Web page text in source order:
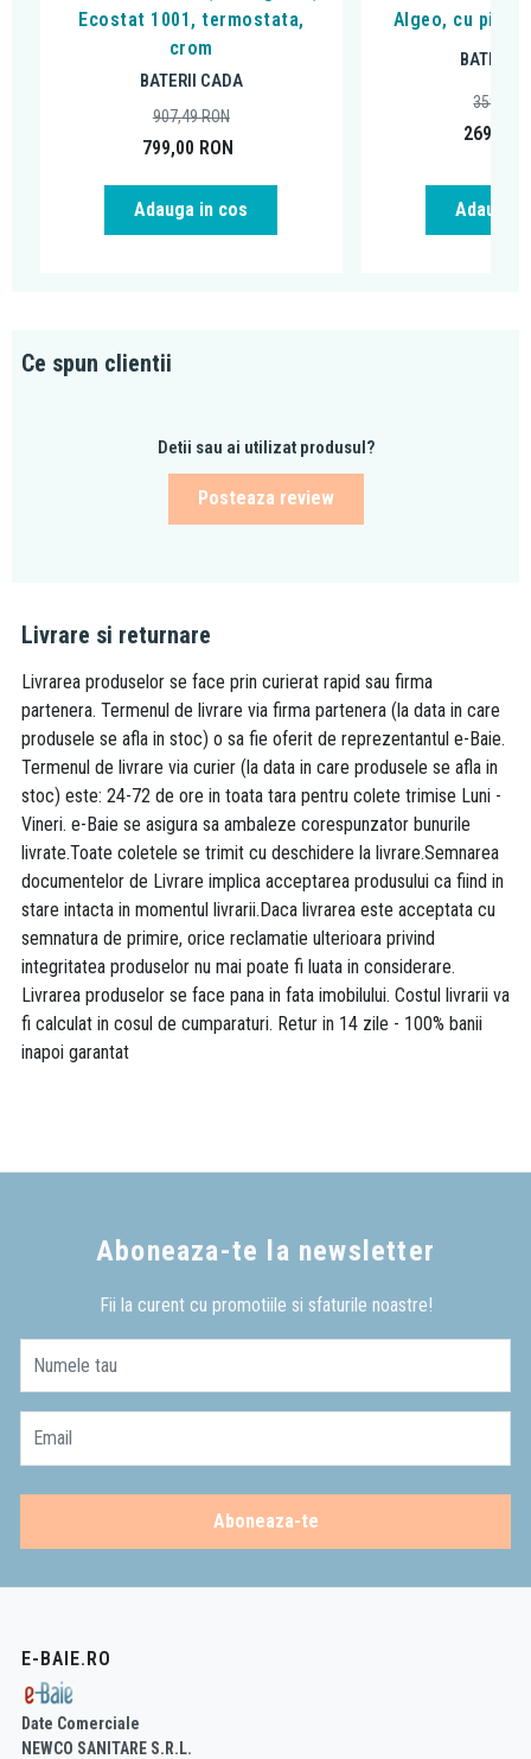
Ecostat 1001, termostata,
crom
BATERII CADA
799,00 RON
907,49RON
Adauga in cos
Algeo, cu pipa
BATERII
269,00
359,99
Adauga
Ce spun clientii
Detii sau ai utilizat produsul?
Posteaza review
Livrare si returnare
Livrarea produselor se face prin curierat rapid sau firma
partenera. Termenul de livrare via firma partenera (la data in care
produsele se afla in stoc) o sa fie oferit de reprezentantul e-Baie.
Termenul de livrare via curier (la data in care produsele se afla in
stoc) este: 24-72 de ore in toata tara pentru colete trimise Luni -
Vineri. e-Baie se asigura sa ambaleze corespunzator bunurile
livrate.Toate coletele se trimit cu deschidere la livrare.Semnarea
documentelor de Livrare implica acceptarea produsului ca fiind in
stare intacta in momentul livrarii.Daca livrarea este acceptata cu
semnatura de primire, orice reclamatie ulterioara privind
integritatea produselor nu mai poate fi luata in considerare.
Livrarea produselor se face pana in fata imobilului. Costul livrarii va
fi calculat in cosul de cumparaturi. Retur in 14 zile - 100% banii
inapoi garantat
Aboneaza-te la newsletter
Fii la curent cu promotiile si sfaturile noastre!
Numele tau
Email
Aboneaza-te
E-BAIE.RO
Date Comerciale
NEWCO SANITARE S.R.L.